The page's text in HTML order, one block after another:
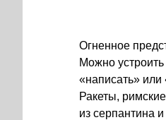
Огненное
Можно
«написать»
Ракеты,
из серпантина